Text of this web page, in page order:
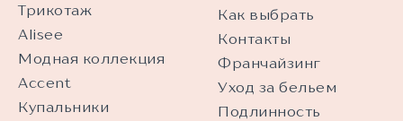
Трикотаж
Alisee
Модная коллекция
Accent
Купальники
Как выбрать
Контакты
Франчайзинг
Уход за бельем
Подлинность